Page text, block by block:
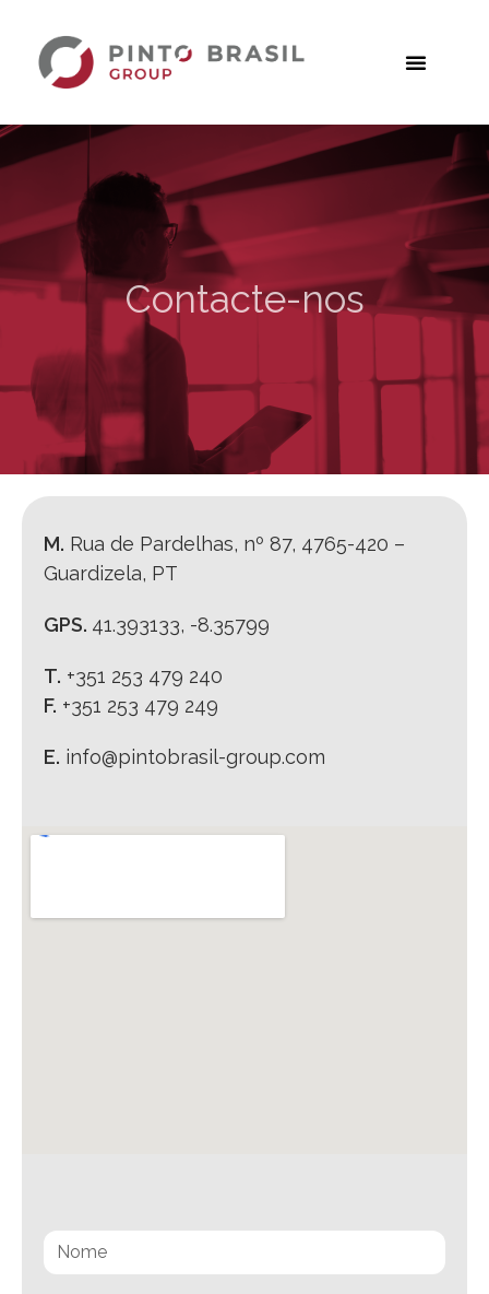
Contacte-nos
M. Rua de Pardelhas, nº 87, 4765-420 –
Guardizela, PT
GPS. 41.393133, -8.35799
T. +351 253 479 240
F. +351 253 479 249
E. info@pintobrasil-group.com